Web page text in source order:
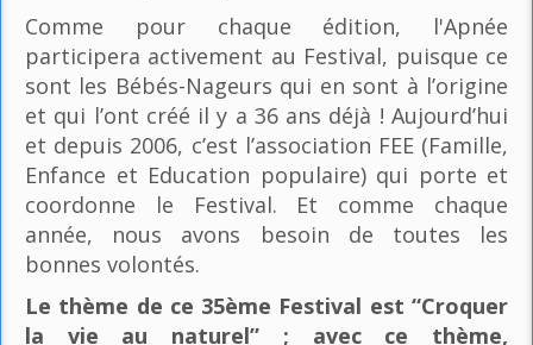
Comme pour chaque édition, l'Apnée
participera activement au Festival, puisque ce
sont les Bébés-Nageurs qui en sont à l’origine
et qui l’ont créé il y a 36 ans déjà ! Aujourd’hui
et depuis 2006, c’est l’association FEE (Famille,
Enfance et Education populaire) qui porte et
coordonne le Festival. Et comme chaque
année, nous avons besoin de toutes les
bonnes volontés.
Le thème de ce 35ème Festival est “Croquer
la vie au naturel” ; avec ce thème,